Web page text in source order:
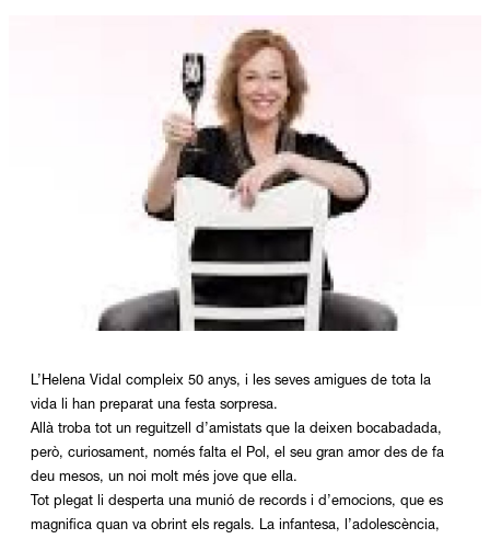
L’Helena Vidal compleix 50 anys, i les seves amigues de tota la
vida li han preparat una festa sorpresa.
Allà troba tot un reguitzell d’amistats que la deixen bocabadada,
però, curiosament, només falta el Pol, el seu gran amor des de fa
deu mesos, un noi molt més jove que ella.
Tot plegat li desperta una munió de records i d’emocions, que es
magnifica quan va obrint els regals. La infantesa, l’adolescència,